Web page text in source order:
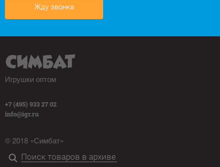
Жду звонка
Игрушки оптом
+7 (495) 933 27 02
info@igr.ru
© 2018 «Симбат»